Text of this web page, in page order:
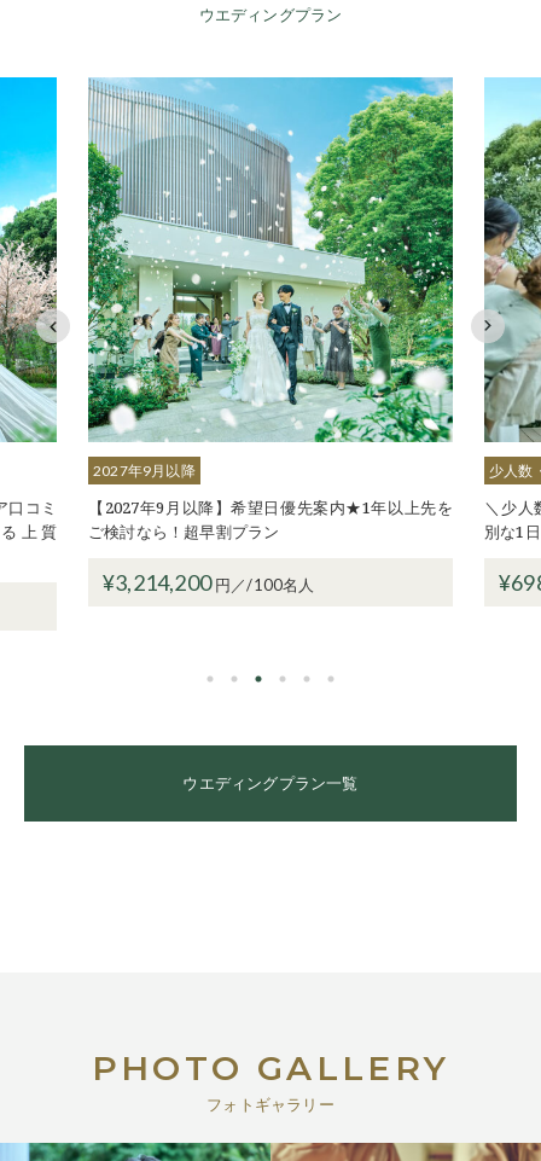
ウエディングプラン
先を
少人数・挙式のみ
＼少人数婚／《30名69.8万円》大切なゲストと特
別な1日を演出するお披露目weddingプラン
¥698,000円／/30名人
大人数
【130
披露目
ウエディングプラン一覧
PHOTO GALLERY
フォトギャラリー